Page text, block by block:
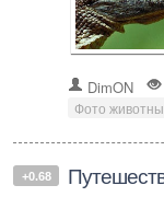
DimON
Фото
+0.68